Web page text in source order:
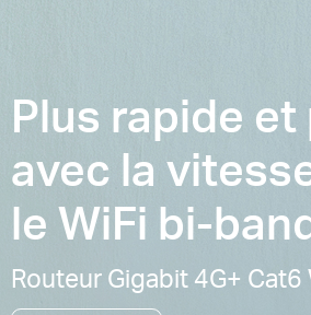
Plus rapide
avec la
le WiFi bi-
Routeur Gigabit 4G+